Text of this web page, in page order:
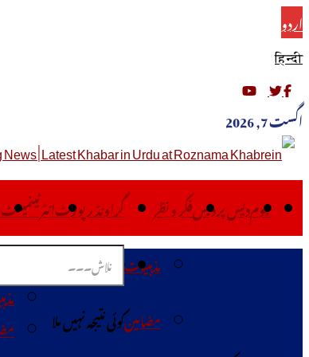
اردو
हिन्दी
اگست 7, 2026
ہومدیس پردیسفکر ونظر
مذہبیات
مضامین
گراونڈ رپورٹانٹرٹینمینٹ
کوئی نتیجہ نہیں ملا
ہومدیس پردیس